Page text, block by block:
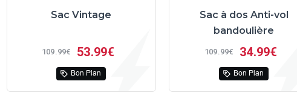
Sac Vintage
109 99€ 53 99€
Bon Plan
Sac à dos Anti-vol
bandoulière
109 99€ 34 99€
Bon Plan